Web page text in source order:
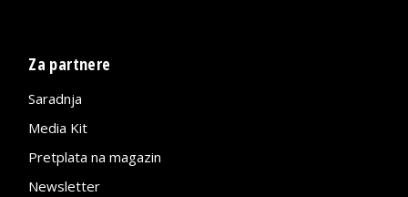
Za partnere
Saradnja
Media Kit
Pretplata na magazin
Newsletter